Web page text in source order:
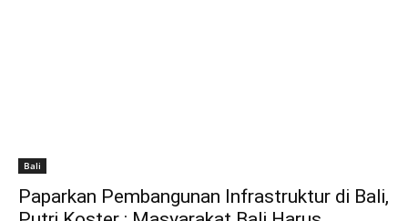
Bali
Paparkan Pembangunan Infrastruktur di Bali,